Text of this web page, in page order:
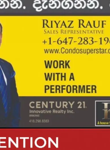
You Think